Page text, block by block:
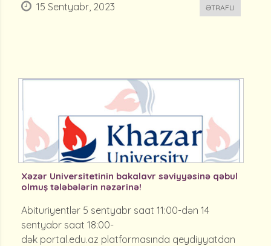
15 Sentyabr, 2023 ƏTRAFLI
Xəzər Universitetinin bakalavr səviyyəsinə qəbul
olmuş tələbələrin nəzərinə!
Abituriyentlər 5 sentyabr saat 11:00-dən 14
sentyabr saat 18:00-
dək portal.edu.az platformasında qeydiyyatdan